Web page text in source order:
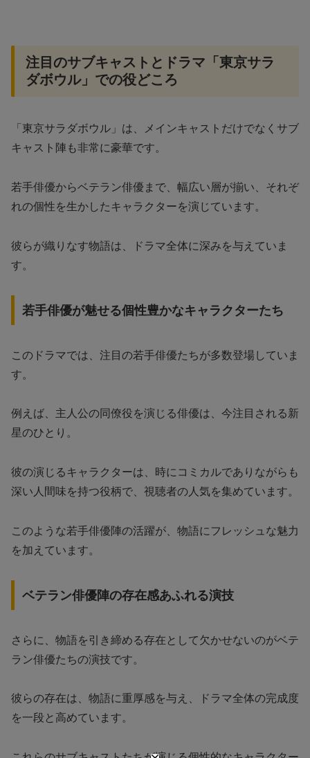
注目のサブキャストとドラマ「東京サラ
ダボウル」での役どころ
「東京サラダボウル」は、メインキャストだけでなくサブ
キャスト陣も非常に豪華です。
若手俳優からベテラン俳優まで、幅広い層が揃い、それぞ
れの個性を生かしたキャラクターを演じています。
彼らが織りなす物語は、ドラマ全体に深みを与えていま
す。
若手俳優が魅せる個性豊かなキャラクターたち
このドラマでは、注目の若手俳優たちが多数登場していま
す。
例えば、主人公の同僚役を演じる俳優は、今注目される新
星のひとり。
彼の演じるキャラクターは、時にコミカルでありながらも
深い人間味を持つ役柄で、視聴者の人気を集めています。
このような若手俳優陣の活躍が、物語にフレッシュな魅力
を加えています。
ベテラン俳優陣の存在感あふれる演技
さらに、物語を引き締める存在として欠かせないのがベテ
ラン俳優たちの演技です。
彼らの存在は、物語に重厚感を与え、ドラマ全体の完成度
を一段と高めています。